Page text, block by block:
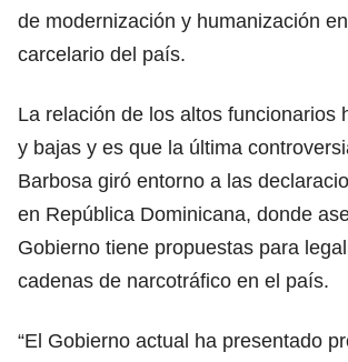
de modernización y humanización
carcelario del país.
La relación de los altos funcionarios
y bajas y es que la última
Barbosa giró entorno a las
en República Dominicana, donde
Gobierno tiene propuestas para
cadenas de narcotráfico en el país.
“El Gobierno actual ha presentado